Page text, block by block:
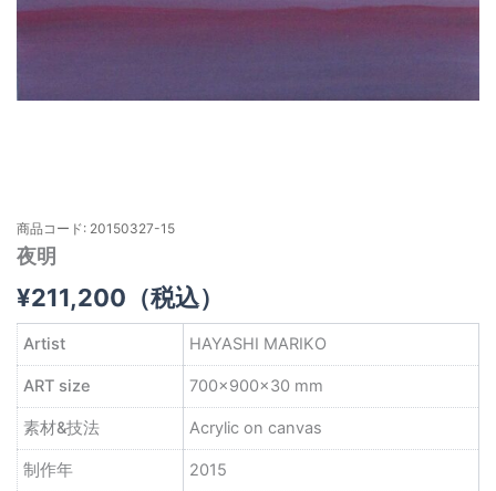
商品コード: 20150327-15
夜明
¥211,200 （税込）
Artist HAYASHI MARIKO
ART size 700×900×30 mm
素材&技法 Acrylic on canvas
制作年 2015